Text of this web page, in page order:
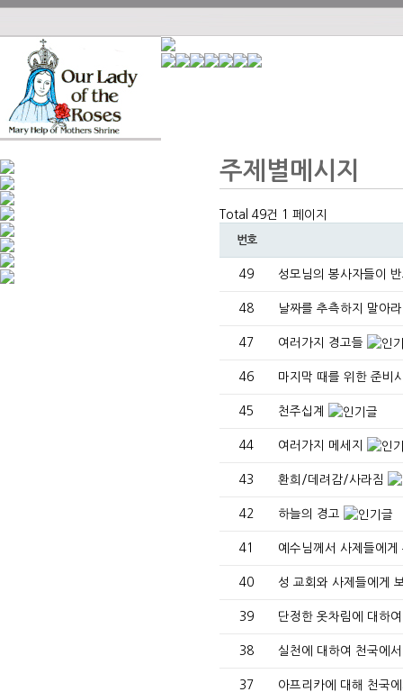
주제별메시지
Total 49건 1 페이지
번호
49 성모님의 봉사자들이
48 날짜를 추측하지 말아
47 여러가지 경고들
46 마지막 때를 위한 준비
45 천주십계
44 여러가지 메세지
43 환희/데려감/사라짐
42 하늘의 경고
41 예수님께서 사제들에
40 성 교회와 사제들에게
39 단정한 옷차림에 대하
38 실천에 대하여 천국에
37 아프리카에 대해 천국